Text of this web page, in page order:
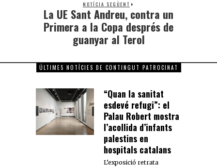
NOTÍCIA SEGÜENT
La UE Sant Andreu, contra un
Primera a la Copa després de
guanyar al Terol
ÚLTIMES NOTÍCIES DE CONTINGUT PATROCINAT
“Quan la sanitat
esdevé refugi”: el
Palau Robert mostra
l’acollida d’infants
palestins en
hospitals catalans
L’exposició retrata